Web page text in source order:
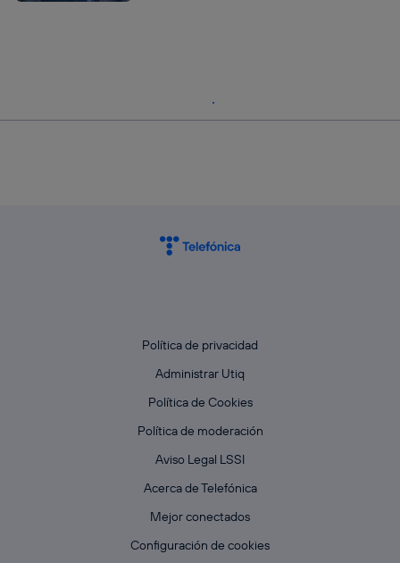
Política de privacidad
Administrar Utiq
Política de Cookies
Política de moderación
Aviso Legal LSSI
Acerca de Telefónica
Mejor conectados
Configuración de cookies